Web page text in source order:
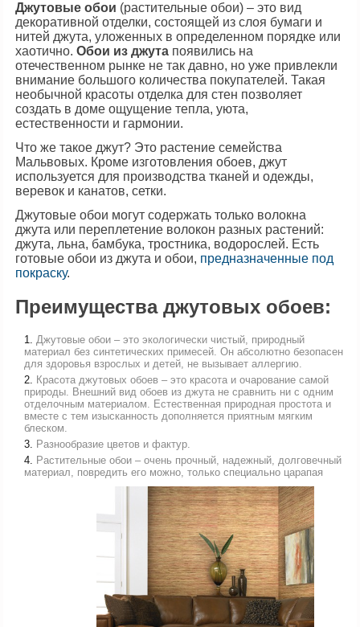
Джутовые обои (растительные обои) – это вид
декоративной отделки, состоящей из слоя бумаги и
нитей джута, уложенных в определенном порядке или
хаотично.Обои из джута появились на
отечественном рынке не так давно, но уже привлекли
внимание большого количества покупателей. Такая
необычной красоты отделка для стен позволяет
создать в доме ощущение тепла, уюта,
естественности и гармонии.
Что же такое джут? Это растение семейства
Мальвовых. Кроме изготовления обоев, джут
используется для производства тканей и одежды,
веревок и канатов, сетки.
Джутовые обои могут содержать только волокна
джута или переплетение волокон разных растений:
джута, льна, бамбука, тростника, водорослей. Есть
готовые обои из джута и обои, предназначенные под
покраску.
Преимущества джутовых обоев:
Джутовые обои – это экологически чистый, природный
материал без синтетических примесей. Он абсолютно безопасен
для здоровья взрослых и детей, не вызывает аллергию.
Красота джутовых обоев – это красота и очарование самой
природы. Внешний вид обоев из джута не сравнить ни с одним
отделочным материалом. Естественная природная простота и
вместе с тем изысканность дополняется приятным мягким
блеском.
Разнообразие цветов и фактур.
Растительные обои – очень прочный, надежный, долговечный
материал, повредить его можно, только специально царапая